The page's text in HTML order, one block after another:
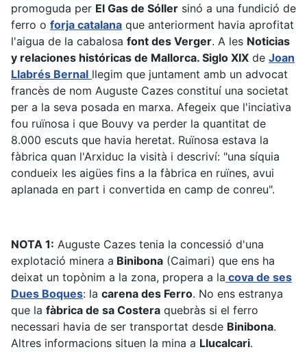
promoguda per El Gas de Sóller sinó a una fundició de
ferro o forja catalana que anteriorment havia aprofitat
l'aigua de la cabalosa font des Verger. A les Noticias
y relaciones históricas de Mallorca. Siglo XIX de Joan
Llabrés Bernal llegim que juntament amb un advocat
francès de nom Auguste Cazes constituí una societat
per a la seva posada en marxa. Afegeix que l'inciativa
fou ruïnosa i que Bouvy va perder la quantitat de
8.000 escuts que havia heretat. Ruïnosa estava la
fàbrica quan l'Arxiduc la visità i descriví: "una síquia
condueix les aigües fins a la fàbrica en ruïnes, avui
aplanada en part i convertida en camp de conreu".
NOTA 1: Auguste Cazes tenia la concessió d'una
explotació minera a Binibona (Caimari) que ens ha
deixat un topònim a la zona, propera a la cova de ses
Dues Boques: la carena des Ferro. No ens estranya
que la fàbrica de sa Costera quebràs si el ferro
necessari havia de ser transportat desde Binibona.
Altres informacions situen la mina a Llucalcari.